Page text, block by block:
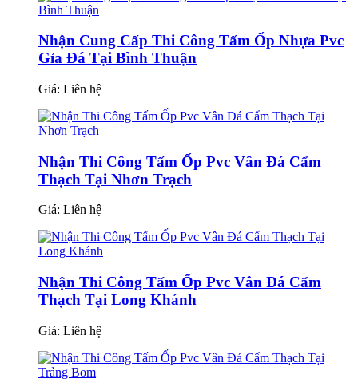
Nhận Cung Cấp Thi Công Tấm Ốp Nhựa Pvc
Gỉa Đá Tại Bình Thuận
Giá: Liên hệ
Nhận Thi Công Tấm Ốp Pvc Vân Đá Cẩm
Thạch Tại Nhơn Trạch
Giá: Liên hệ
Nhận Thi Công Tấm Ốp Pvc Vân Đá Cẩm
Thạch Tại Long Khánh
Giá: Liên hệ